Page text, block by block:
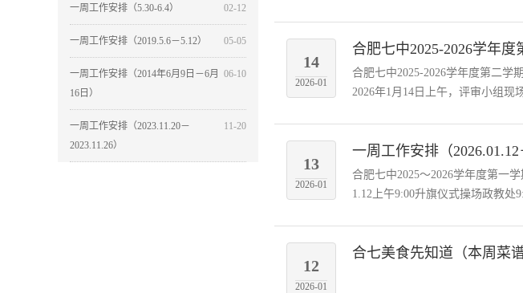
02-12
一周工作安排（5.30-6.4）
05-05
一周工作安排（2019.5.6－5.12）
06-10
一周工作安排（2014年6月9日－6月
16日）
11-20
一周工作安排（2023.11.20－
2023.11.26）
14
2026-01
合肥七中2025-2026学年
合肥七中2025-2026学年度第二学
2026年1月14日上午，评审小组现
13
2026-01
一周工作安排（2026.01.12
合肥七中2025～2026学年度第
1.12上午9:00升旗仪式操场政教处
12
2026-01
合七美食先知道（本周菜谱